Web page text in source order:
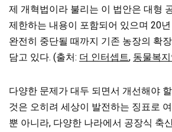
제 개혁법이라 불리는 이 법안은 대형
제한하는 내용이 포함되어 있으며 20
완전히 중단될 때까지 기존 농장의 확
담고 있다. (출처: 더 인터셉트, 동물복
다양한 문제가 대두 되면서 개선해야
것은 오히려 세상이 발전하는 징표로
뿐 아니라, 다양한 나라에서 공장식 축